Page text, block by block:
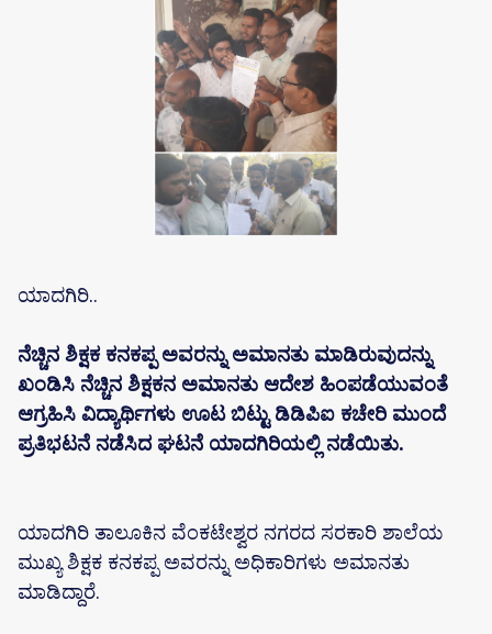
ಯಾದಗಿರಿ..
ನೆಚ್ಚಿನ ಶಿಕ್ಷಕ ಕನಕಪ್ಪ ಅವರನ್ನು ಅಮಾನತು ಮಾಡಿರುವುದನ್ನು
ಖಂಡಿಸಿ ನೆಚ್ಚಿನ ಶಿಕ್ಷಕನ ಅಮಾನತು ಆದೇಶ ಹಿಂಪಡೆಯುವಂತೆ
ಆಗ್ರಹಿಸಿ ವಿದ್ಯಾರ್ಥಿಗಳು ಊಟ ಬಿಟ್ಟು ಡಿಡಿಪಿಐ ಕಚೇರಿ ಮುಂದೆ
ಪ್ರತಿಭಟನೆ ನಡೆಸಿದ ಘಟನೆ ಯಾದಗಿರಿಯಲ್ಲಿ‌ ನಡೆಯಿತು.
ಯಾದಗಿರಿ ತಾಲೂಕಿನ ವೆಂಕಟೇಶ್ವರ ನಗರದ ಸರಕಾರಿ ಶಾಲೆಯ
ಮುಖ್ಯ ಶಿಕ್ಷಕ ಕನಕಪ್ಪ ಅವರನ್ನು ಅಧಿಕಾರಿಗಳು ಅಮಾನತು
ಮಾಡಿದ್ದಾರೆ.